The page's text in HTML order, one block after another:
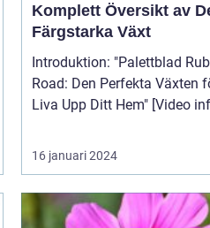
Komplett Översikt av
Färgstarka Växt
Introduktion: "Palettblad Ruby
Road: Den Perfekta Växten
Liva Upp Ditt Hem"
16 januari 2024